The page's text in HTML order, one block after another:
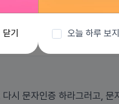
시 문자인증 하라그러고, 문
닫기 오늘 하루 보지